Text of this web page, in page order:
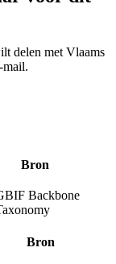
delen met Vlaams
mail.
Bron
Backbone
Bron